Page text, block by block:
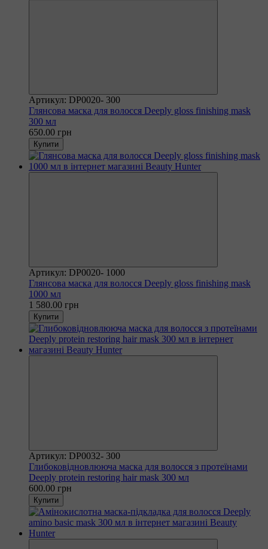
Артикул: DP0020- 300
Глянсова маска для волосся Deeply gloss finishing mask
300 мл
650.00 грн
Купити
Артикул: DP0020- 1000
Глянсова маска для волосся Deeply gloss finishing mask
1000 мл
1 580.00 грн
Купити
Артикул: DP0032- 300
Глибоковідновлююча маска для волосся з протеїнами
Deeply protein restoring hair mask 300 мл
600.00 грн
Купити